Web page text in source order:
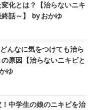
化とは？【治らないニキ
話～】 by おかゆ
んなに気をつけても治ら
原因【治らないニキビと
ゆ
中学生の娘のニキビを治